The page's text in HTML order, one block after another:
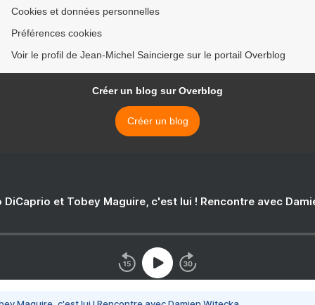
Cookies et données personnelles
Préférences cookies
Voir le profil de Jean-Michel Saincierge sur le portail Overblog
Créer un blog sur Overblog
Créer un blog
DiCaprio et Tobey Maguire, c'est lui ! Rencontre avec